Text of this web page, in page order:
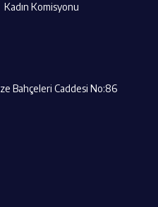
Kadın Komisyonu
Bahçeleri Caddesi No:86